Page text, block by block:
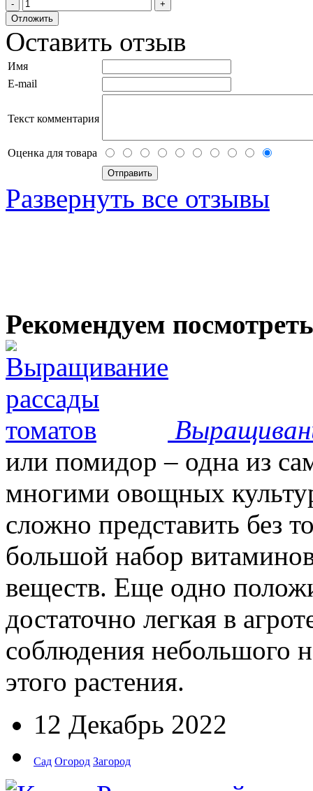
Оставить отзыв
Имя
E-mail
Текст комментария
Оценка для товара
Развернуть все отзывы
Рекомендуем посмотреть
или помидор – одна из
многими овощных
сложно представить без
большой набор
веществ. Еще одно
достаточно легкая в
соблюдения небольшого
этого растения.
12 Декабрь 2022
Сад Огород Загород